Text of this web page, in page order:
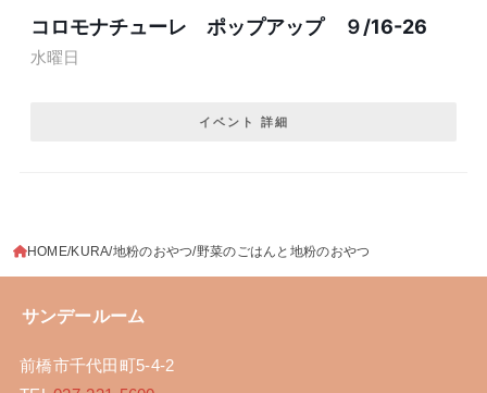
コロモナチューレ ポップアップ ９/16-26
水曜日
イベント 詳細
HOME KURA 地粉のおやつ 野菜のごはんと地粉のおやつ
サンデールーム
前橋市千代田町5-4-2